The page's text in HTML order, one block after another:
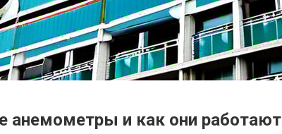
анемометры и как они работают